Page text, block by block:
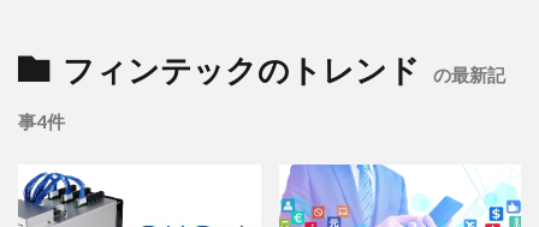
フィンテックのトレンド の最新記
事4件